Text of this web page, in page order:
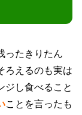
ったきりたん
ろえるのも実は
ジし食べること
ことを言ったも